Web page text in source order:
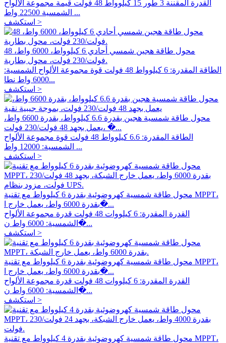
القدرة المقننة 3 طور 15 كيلوواط 48 فولت قيمة مجموعة الألواح
الشمسية 22500 واط ...
استكشف >
محول طاقة هجين شمسي أحادي 6 كيلوواط، 6000 واط، 48
فولت/230 فولت، محول بطارية.
الطاقة المقدرة: 6 كيلوواط 48 فولت قوة مجموعة الألواح الشمسية:
6000 واط نطا...
استكشف >
محول طاقة شمسية هجين بقدرة 6.6 كيلوواط، بقدرة 6600 واط،
يعمل بجهد 48 فولت/230 فولت، �...
الطاقة المقدرة: 6.6 كيلوواط 48 فولت قوة مجموعة الألواح
الشمسية: 12000 واط ...
استكشف >
محول طاقة شمسية كهروضوئية بقدرة 6 كيلوواط مع تقنية MPPT،
بقدرة 6000 واط، يعمل خارج ا�...
القدرة المقدرة: 6 كيلووات 48 فولت قدرة مجموعة الألواح
الشمسية: 6000 واط ن�...
استكشف >
محول طاقة شمسية كهروضوئية بقدرة 6 كيلوواط مع تقنية MPPT،
بقدرة 6000 واط، يعمل خارج ا�...
القدرة المقدرة: 6 كيلووات 48 فولت قدرة مجموعة الألواح
الشمسية: 6000 واط ن�...
استكشف >
محول طاقة شمسية كهروضوئية بقدرة 4 كيلوواط مع تقنية MPPT،